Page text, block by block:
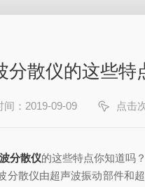
分散仪的这些特
间：2019-09-09 点击
分散仪的这些特点你知道吗？
散仪由超声波振动部件和超